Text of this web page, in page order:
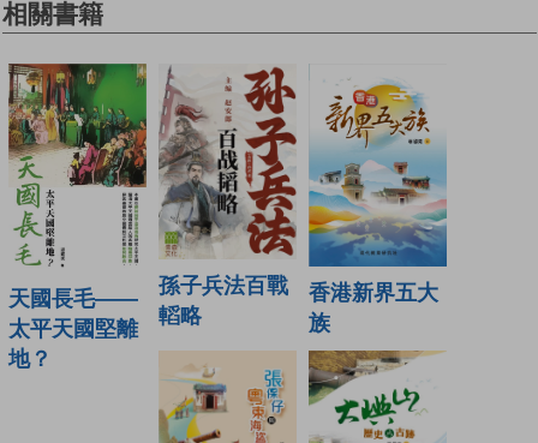
相關書籍
天國長毛——
太平天國堅離
地？
孫子兵法百戰
轁略
香港新界五大
族